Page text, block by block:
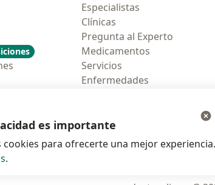
Especialistas
Clínicas
Pregunta al Experto
Medicamentos
Servicios
Enfermedades
Polska se abre en una nueva
se abre en una
es importante
cookies para ofrecerte una mejor experiencia.
.